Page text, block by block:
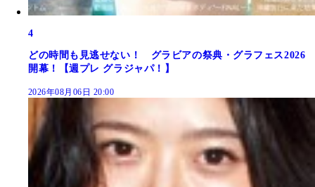
4
どの時間も見逃せない！ グラビアの祭典・グラフェス2026
開幕！【週プレ グラジャパ！】
2026年08月06日 20:00